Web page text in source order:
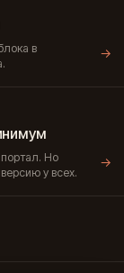
в
→
Но
у всех.
→